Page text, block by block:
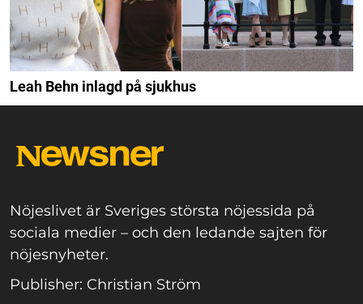
Leah Behn inlagd på sjukhus
Nöjeslivet är Sveriges största nöjessida på
sociala medier – och den ledande sajten för
nöjesnyheter.
Publisher: Christian Ström